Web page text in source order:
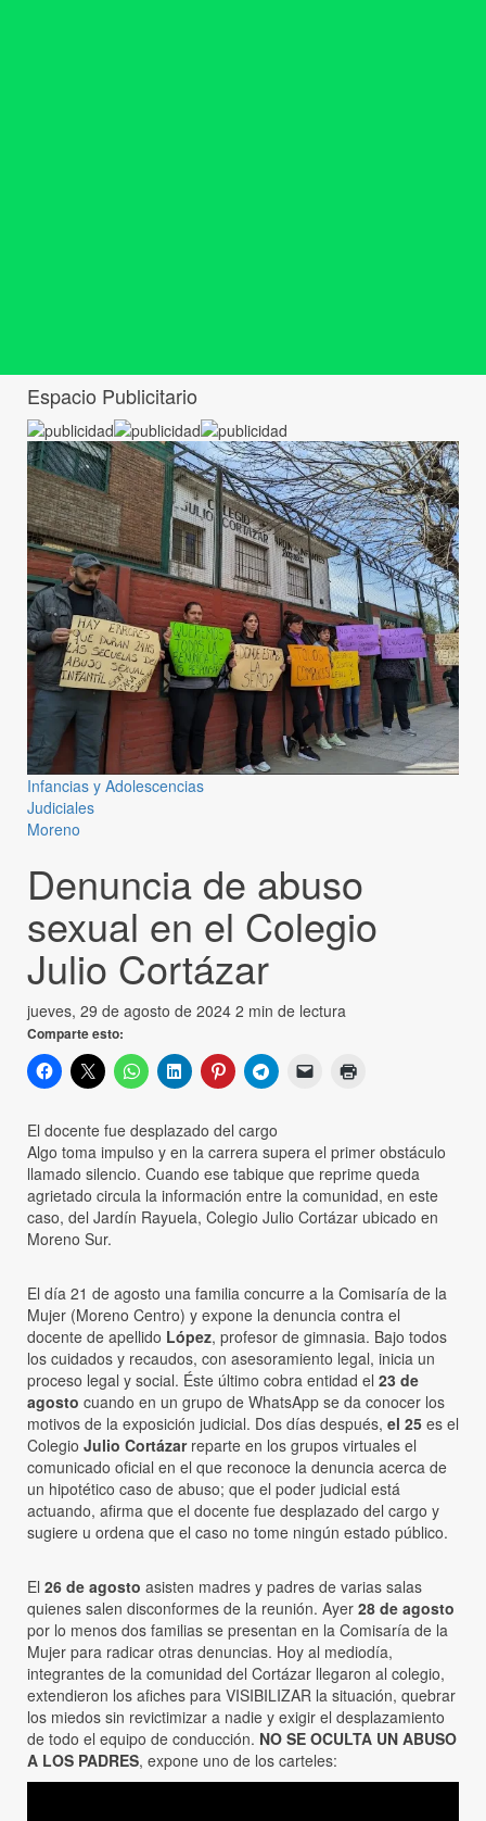
Espacio Publicitario
Infancias y Adolescencias
Judiciales
Moreno
Denuncia de abuso
sexual en el Colegio
Julio Cortázar
jueves, 29 de agosto de 2024 2 min de lectura
Comparte esto:
El docente fue desplazado del cargo
Algo toma impulso y en la carrera supera el primer obstáculo
llamado silencio. Cuando ese tabique que reprime queda
agrietado circula la información entre la comunidad, en este
caso, del Jardín Rayuela, Colegio Julio Cortázar ubicado en
Moreno Sur.
El día 21 de agosto una familia concurre a la Comisaría de la
Mujer (Moreno Centro) y expone la denuncia contra el
docente de apellido López, profesor de gimnasia. Bajo todos
los cuidados y recaudos, con asesoramiento legal, inicia un
proceso legal y social. Éste último cobra entidad el 23 de
agosto cuando en un grupo de WhatsApp se da conocer los
motivos de la exposición judicial. Dos días después, el 25 es el
Colegio Julio Cortázarreparte en los grupos virtuales el
comunicado oficial en el que reconoce la denuncia acerca de
un hipotético caso de abuso; que el poder judicial está
actuando, afirma que el docente fue desplazado del cargo y
sugiere u ordena que el caso no tome ningún estado público.
El 26 de agosto asisten madres y padres de varias salas
quienes salen disconformes de la reunión. Ayer 28 de agosto
por lo menos dos familias se presentan en la Comisaría de la
Mujer para radicar otras denuncias. Hoy al mediodía,
integrantes de la comunidad del Cortázar llegaron al colegio,
extendieron los afiches para VISIBILIZAR la situación, quebrar
los miedos sin revictimizar a nadie y exigir el desplazamiento
de todo el equipo de conducción. NO SE OCULTA UN ABUSO
A LOS PADRES, expone uno de los carteles: